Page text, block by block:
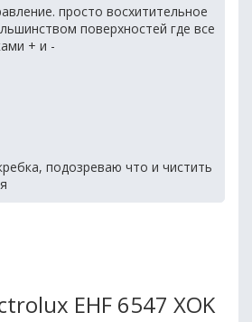
просто восхитительное
поверхностей где все
+ и -
подозреваю что и чистить
EHF 6547 XOK